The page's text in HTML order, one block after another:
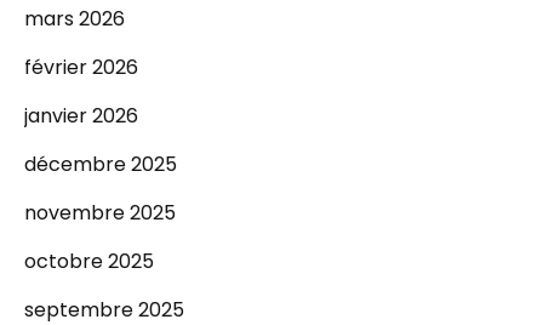
mars 2026
février 2026
janvier 2026
décembre 2025
novembre 2025
octobre 2025
septembre 2025